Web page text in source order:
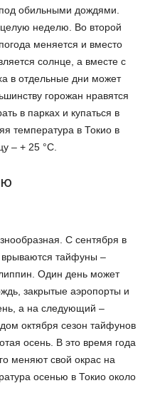
обильными дождями.
целую неделю. Во второй
меняется и вместо
солнце, а вместе с
в отдельные дни может
горожан нравятся
в парках и купаться в
температура в Токио в
– + 25 °C.
С сентября в
тайфуны –
Один день может
закрытые аэропорты и
а на следующий –
октября сезон тайфунов
осень. В это время года
меняют свой окрас на
осенью в Токио около